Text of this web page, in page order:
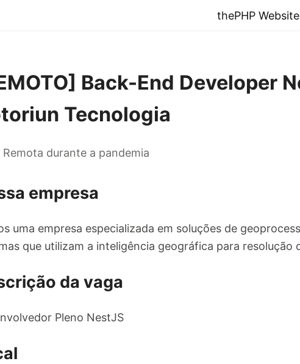
thePHP Website
Back-End Developer
Tecnologia
Remota durante a pandemia
empresa
uma empresa especializada em soluções de
que utilizam a inteligência geográfica para resolução
da vaga
Pleno NestJS